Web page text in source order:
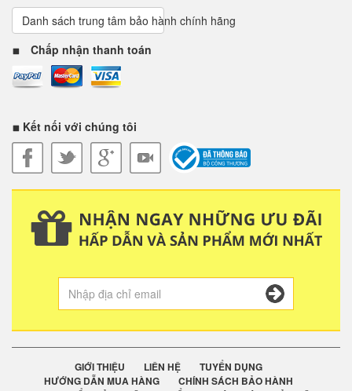
Danh sách trung tâm bảo hành chính hãng
Chấp nhận thanh toán
Kết nối với chúng tôi
GIỚI THIỆU LIÊN HỆ
TUYỂN DỤNG
HƯỚNG DẪN MUA HÀNG
CHÍNH SÁCH BẢO HÀNH